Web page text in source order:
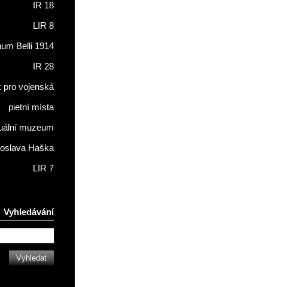
IR 18
LIR 8
Belli 1914
IR 28
pro vojenská
pietní místa
muzeum
Haška
LIR 7
Vyhledávání